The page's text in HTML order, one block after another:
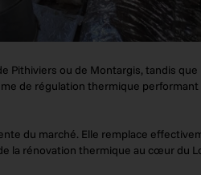
Pithiviers ou de Montargis, tandis
de régulation thermique
du marché. Elle remplace
la rénovation thermique au cœur du